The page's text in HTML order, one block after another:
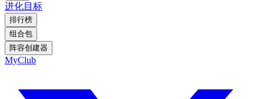
进化目标
排行榜
组合包
阵容创建器
MyClub